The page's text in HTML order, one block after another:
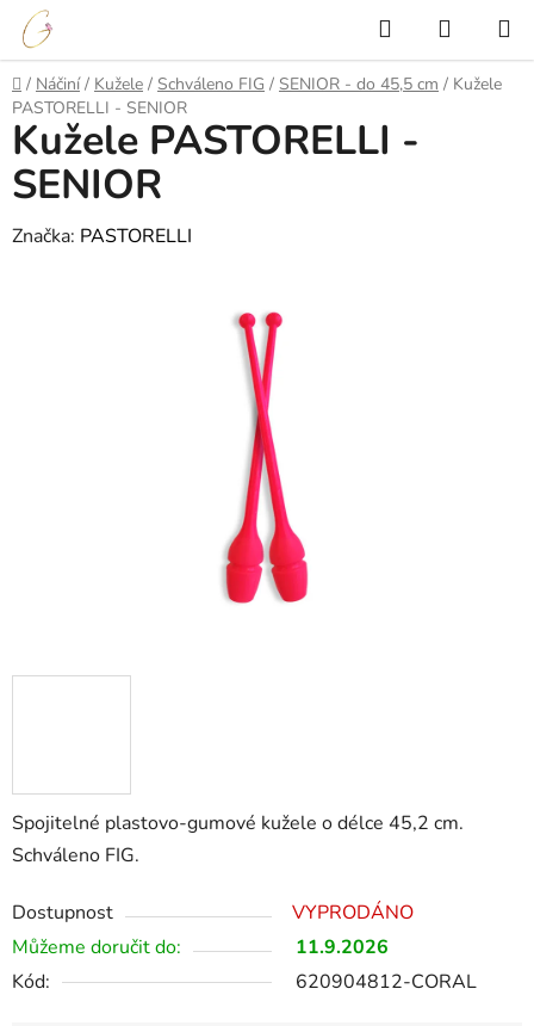
Přejít
obsah
Hledat
KOŠÍK
Domů
/ Náčiní / Kužele / Schváleno FIG / SENIOR - do 45,5 cm / Kužele
PASTORELLI - SENIOR
Spojitelné plastovo-gumové kužele o délce 45,2 cm.
Schváleno FIG.
Dostupnost
VYPRODÁNO
Můžeme doručit do:
11.9.2026
Kód:
620904812-CORAL
Kužele PASTORELLI -
SENIOR
Značka: PASTORELLI